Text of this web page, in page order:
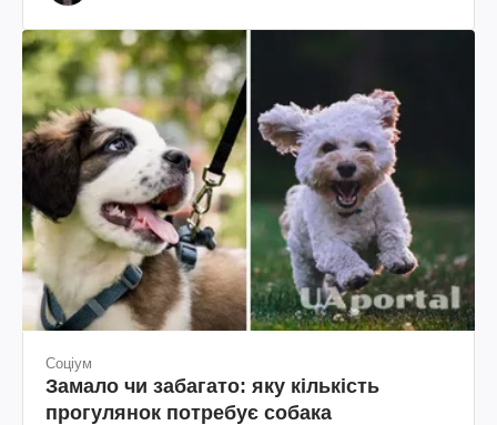
Соціум
Замало чи забагато: яку кількість
прогулянок потребує собака